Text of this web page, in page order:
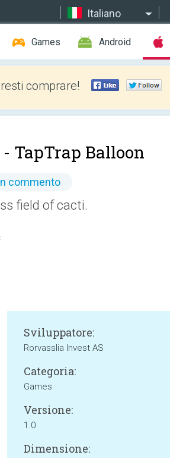
Italiano
Games Android
comprare!
TapTrap Balloon
commento
field of cacti.
Sviluppatore:
Rorvasslia Invest AS
Categoria:
Games
Versione:
1.0
Dimensione: